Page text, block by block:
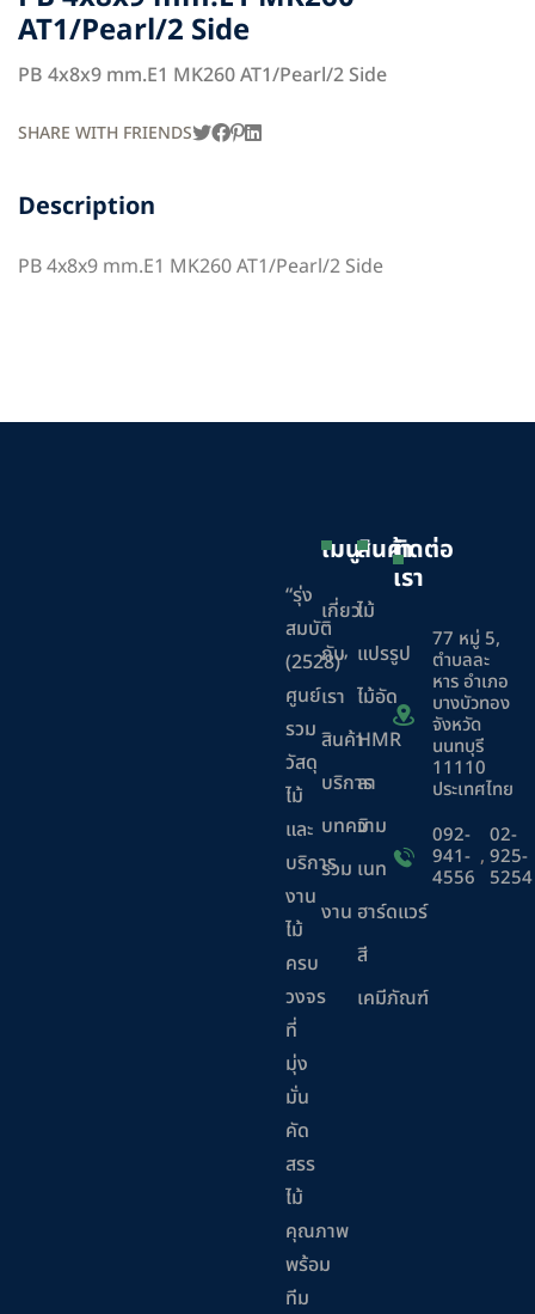
AT1/Pearl/2 Side
PB 4x8x9 mm.E1 MK260 AT1/Pearl/2 Side
SHARE WITH FRIENDS
Description
PB 4x8x9 mm.E1 MK260 AT1/Pearl/2 Side
“รุ่ง
สมบัติ
(2528)”
ศูนย์
รวม
วัสดุ
ไม้
และ
บริการ
งาน
ไม้
ครบ
วงจร
ที่
มุ่ง
มั่น
คัด
สรร
ไม้
คุณภาพ
พร้อม
ทีม
เมนู
เกี่ยว
กับ
เรา
สินค้า
บริการ
บทความ
ร่วม
งาน
สินค้า
ไม้
แปรรูป
ไม้อัด
HMR
ลา
มิ
เนท
ฮาร์ดแวร์
สี
เคมีภัณฑ์
ติดต่อ
เรา
77 หมู่ 5,
ตำบลละ
หาร อำเภอ
บางบัวทอง
จังหวัด
นนทบุรี
11110
ประเทศไทย
092-
941-
4556
,
02-
925-
5254